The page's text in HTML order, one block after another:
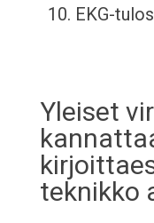
EKG-
Yleiset
teknikko